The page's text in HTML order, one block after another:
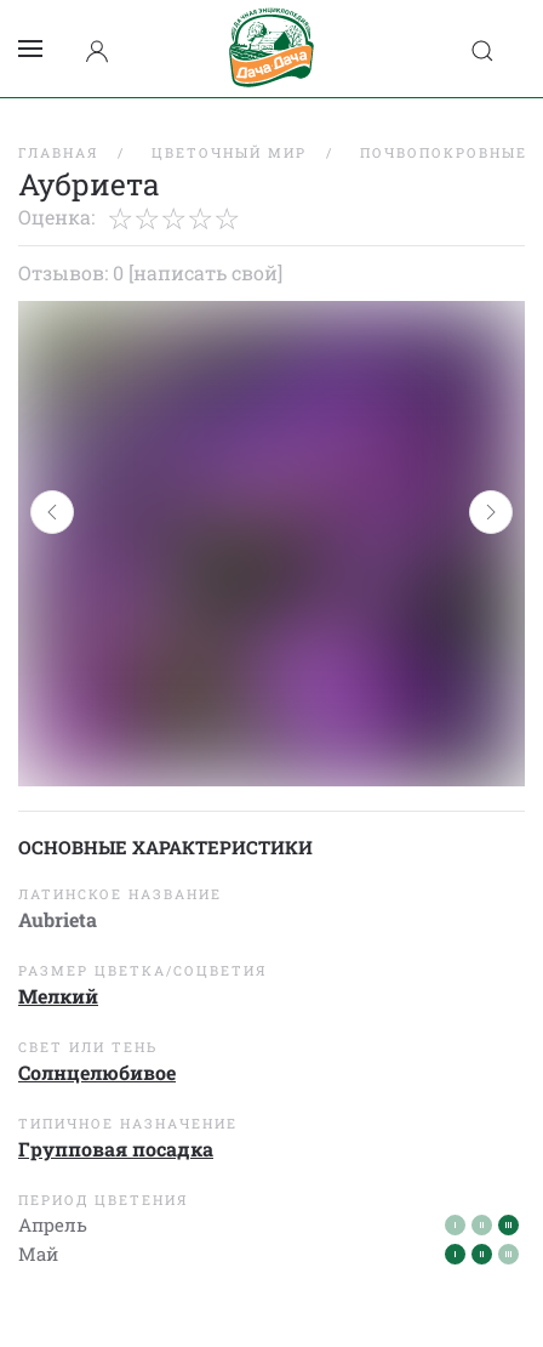
ГЛАВНАЯ ЦВЕТОЧНЫЙ МИР ПОЧВОПОКРОВНЫЕ
Аубриета
Оценка:
Отзывов: 0 [написать свой]
ОСНОВНЫЕ ХАРАКТЕРИСТИКИ
ЛАТИНСКОЕ НАЗВАНИЕ
Aubrieta
РАЗМЕР ЦВЕТКА/СОЦВЕТИЯ
Мелкий
СВЕТ ИЛИ ТЕНЬ
Солнцелюбивое
ТИПИЧНОЕ НАЗНАЧЕНИЕ
Групповая посадка
ПЕРИОД ЦВЕТЕНИЯ
Апрель
Май